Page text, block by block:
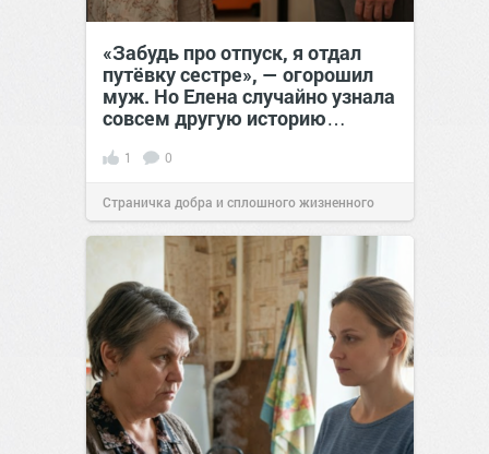
«Забудь про отпуск, я отдал
путёвку сестре», — огорошил
муж. Но Елена случайно узнала
совсем другую историю…
1 0
Страничка добра и сплошного жизненного
позитива!00:28Сегодня